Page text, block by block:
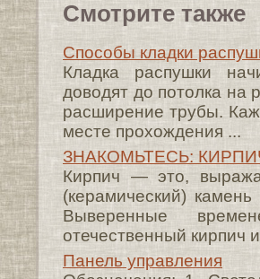
Смотрите также
Способы кладки
Кладка распушки
доводят до потолка на
расширение трубы.
месте прохождения ...
ЗНАКОМЬТЕСЬ:
Кирпич — это,
(керамический)
Выверенные
отечественный кирпич
Панель управления